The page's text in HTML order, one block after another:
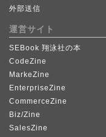
外部送信
運営サイト
SEBook 翔泳社の本
CodeZine
MarkeZine
EnterpriseZine
CommerceZine
Biz/Zine
SalesZine